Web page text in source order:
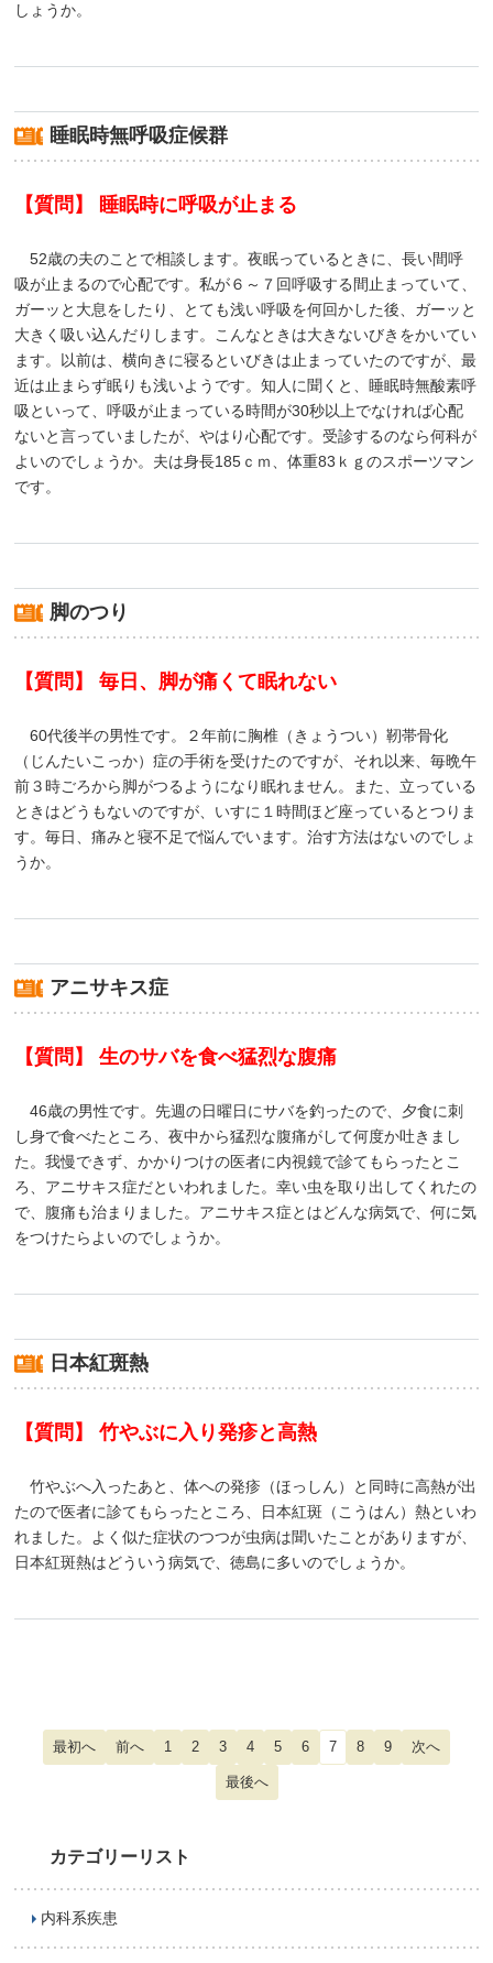
しょうか。
睡眠時無呼吸症候群
【質問】 睡眠時に呼吸が止まる
52歳の夫のことで相談します。夜眠っているときに、長い間呼
吸が止まるので心配です。私が６～７回呼吸する間止まっていて、
ガーッと大息をしたり、とても浅い呼吸を何回かした後、ガーッと
大きく吸い込んだりします。こんなときは大きないびきをかいてい
ます。以前は、横向きに寝るといびきは止まっていたのですが、最
近は止まらず眠りも浅いようです。知人に聞くと、睡眠時無酸素呼
吸といって、呼吸が止まっている時間が30秒以上でなければ心配
ないと言っていましたが、やはり心配です。受診するのなら何科が
よいのでしょうか。夫は身長185ｃｍ、体重83ｋｇのスポーツマン
です。
脚のつり
【質問】 毎日、脚が痛くて眠れない
60代後半の男性です。２年前に胸椎（きょうつい）靭帯骨化
（じんたいこっか）症の手術を受けたのですが、それ以来、毎晩午
前３時ごろから脚がつるようになり眠れません。また、立っている
ときはどうもないのですが、いすに１時間ほど座っているとつりま
す。毎日、痛みと寝不足で悩んでいます。治す方法はないのでしょ
うか。
アニサキス症
【質問】 生のサバを食べ猛烈な腹痛
46歳の男性です。先週の日曜日にサバを釣ったので、夕食に刺
し身で食べたところ、夜中から猛烈な腹痛がして何度か吐きまし
た。我慢できず、かかりつけの医者に内視鏡で診てもらったとこ
ろ、アニサキス症だといわれました。幸い虫を取り出してくれたの
で、腹痛も治まりました。アニサキス症とはどんな病気で、何に気
をつけたらよいのでしょうか。
日本紅斑熱
【質問】 竹やぶに入り発疹と高熱
竹やぶへ入ったあと、体への発疹（ほっしん）と同時に高熱が出
たので医者に診てもらったところ、日本紅斑（こうはん）熱といわ
れました。よく似た症状のつつが虫病は聞いたことがありますが、
日本紅斑熱はどういう病気で、徳島に多いのでしょうか。
1 2 3 4 5 6 7 8 9
カテゴリーリスト
内科系疾患